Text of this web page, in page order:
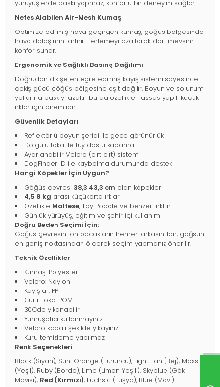
yürüyüşlerde baskı yapmaz, konforlu bir deneyim sağlar.
Nefes Alabilen Air-Mesh Kumaş
Optimize edilmiş hava geçirgen kumaş, göğüs bölgesinde
hava dolaşımını artırır. Terlemeyi azaltarak dört mevsim
konfor sunar.
Ergonomik ve Sağlıklı Basınç Dağılımı
Doğrudan dikişe entegre edilmiş kayış sistemi sayesinde
çekiş gücü göğüs bölgesine eşit dağılır. Boyun ve solunum
yollarına baskıyı azaltır bu da özellikle hassas yapılı küçük
ırklar için önemlidir.
Güvenlik Detayları
Reflektörlü boyun şeridi ile gece görünürlük
Dolgulu toka ile tüy dostu kapama
Ayarlanabilir Velcro (cırt cırt) sistemi
DogFinder ID ile kaybolma durumunda destek
Hangi Köpekler İçin Uygun?
Göğüs çevresi 38,3 43,3 cm olan köpekler
4,5 8 kg arası küçükorta ırklar
Özellikle Maltese, Toy Poodle ve benzeri ırklar
Günlük yürüyüş, eğitim ve şehir içi kullanım
Doğru Beden Seçimi İçin:
Göğüs çevresini ön bacakların hemen arkasından, göğsün
en geniş noktasından ölçerek seçim yapmanız önerilir.
Teknik Özellikler
Kumaş: Polyester
Velcro: Naylon
Kayışlar: PP
Curli Toka: POM
30Cde yıkanabilir
Yumuşatıcı kullanmayınız
Velcro kapalı şekilde yıkayınız
Kuru temizleme yapılmaz
Renk Seçenekleri
Black (Siyah), Sun-Orange (Turuncu), Light Tan (Bej), Moss
(Yeşil), Ruby (Bordo), Lime (Limon Yeşili), Skyblue (Gök
Mavisi), Red (Kırmızı), Fuchsia (Fuşya), Blue (Mavi)